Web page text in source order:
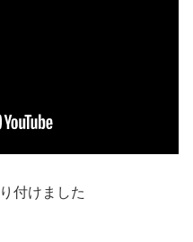
付けました